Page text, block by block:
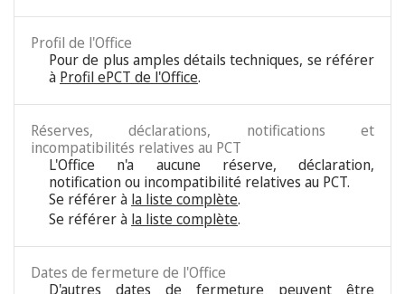
Profil de l'Office
Pour de plus amples détails techniques, se référer
à Profil ePCT de l'Office.
Réserves, déclarations, notifications et
incompatibilités relatives au PCT
L'Office n'a aucune réserve, déclaration,
notification ou incompatibilité relatives au PCT.
Se référer à la liste complète.
Se référer à la liste complète.
Dates de fermeture de l'Office
D'autres dates de fermeture peuvent être